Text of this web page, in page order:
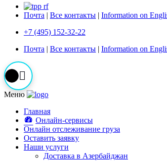
Почта | Все контакты | Information on
+7 (495) 152-32-22
Почта | Все контакты | Information on
Меню
Главная
Онлайн-сервисы
Онлайн отслеживание груза
Оставить заявку
Наши услуги
Доставка в Азербайджан